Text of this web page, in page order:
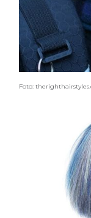
Foto: